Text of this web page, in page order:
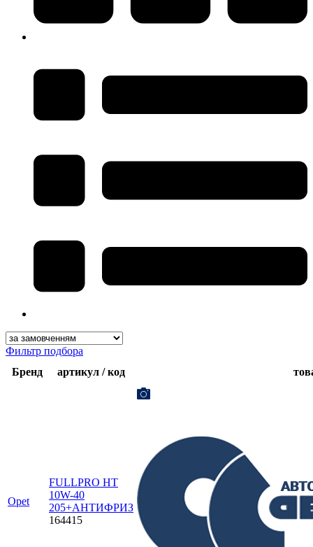
Фильтр подбора
Бренд
артикул / код
Opet
FULLPRO HT
10W-40
205+АНТИФРИЗ
164415